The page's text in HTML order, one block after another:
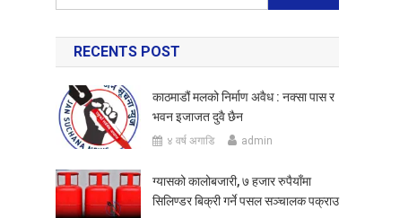
for:
RECENTS POST
काठमाडौं मलको निर्माण अवैध : नक्सा पास र
भवन इजाजत दुवै छैन
४ वर्ष अगाडि admin
ग्यासको कालोबजारी, ७ हजार रुपैयाँमा
सिलिण्डर बिक्री गर्ने पसल सञ्चालक पक्राउ